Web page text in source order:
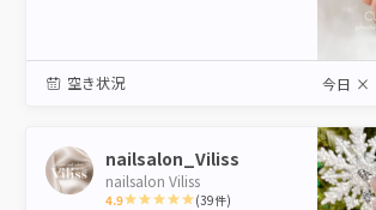
空き状況 今日 ×
nailsalon_Viliss
nailsalon Viliss
4.9 (39件)